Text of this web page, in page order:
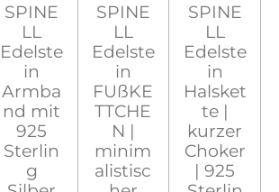
SPINE
LL
Edelste
in
Armba
nd mit
925
Sterlin
g
SPINE
LL
Edelste
in
FUßKE
TTCHE
N |
minim
alistisc
SPINE
LL
Edelste
in
Halsket
te |
kurzer
Choker
| 925